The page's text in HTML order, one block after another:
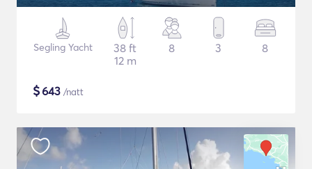
Segling Yacht
38 ft
12 m
8 3 8
$643 /natt